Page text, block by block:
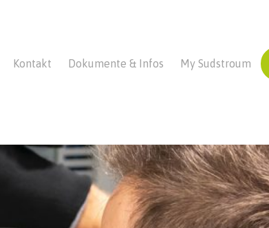
Kontakt Dokumente & Infos My Sudstroum